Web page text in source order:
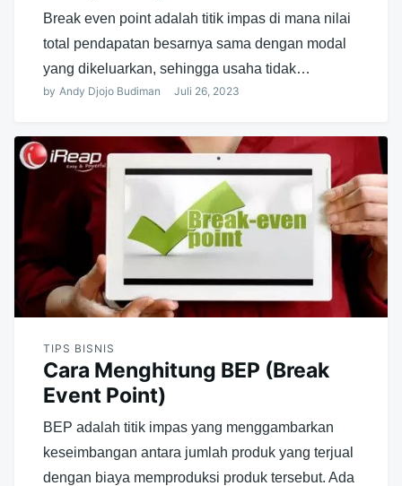
Break even point adalah titik impas di mana nilai
total pendapatan besarnya sama dengan modal
yang dikeluarkan, sehingga usaha tidak…
by Andy Djojo Budiman Juli 26, 2023
TIPS BISNIS
Cara Menghitung BEP (Break
Event Point)
BEP adalah titik impas yang menggambarkan
keseimbangan antara jumlah produk yang terjual
dengan biaya memproduksi produk tersebut. Ada